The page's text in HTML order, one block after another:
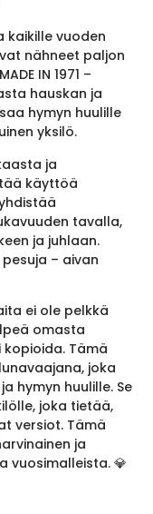
vuoden
nähneet paljon
IN 1971 –
hauskan ja
hymyn huulille
yksilö.
ja
käyttöä
tavalla,
ja juhlaan.
– aivan
ei ole pelkkä
omasta
Tämä
joka
hymyn huulille. Se
joka tietää,
versiot. Tämä
ja
vuosimalleista. 💎